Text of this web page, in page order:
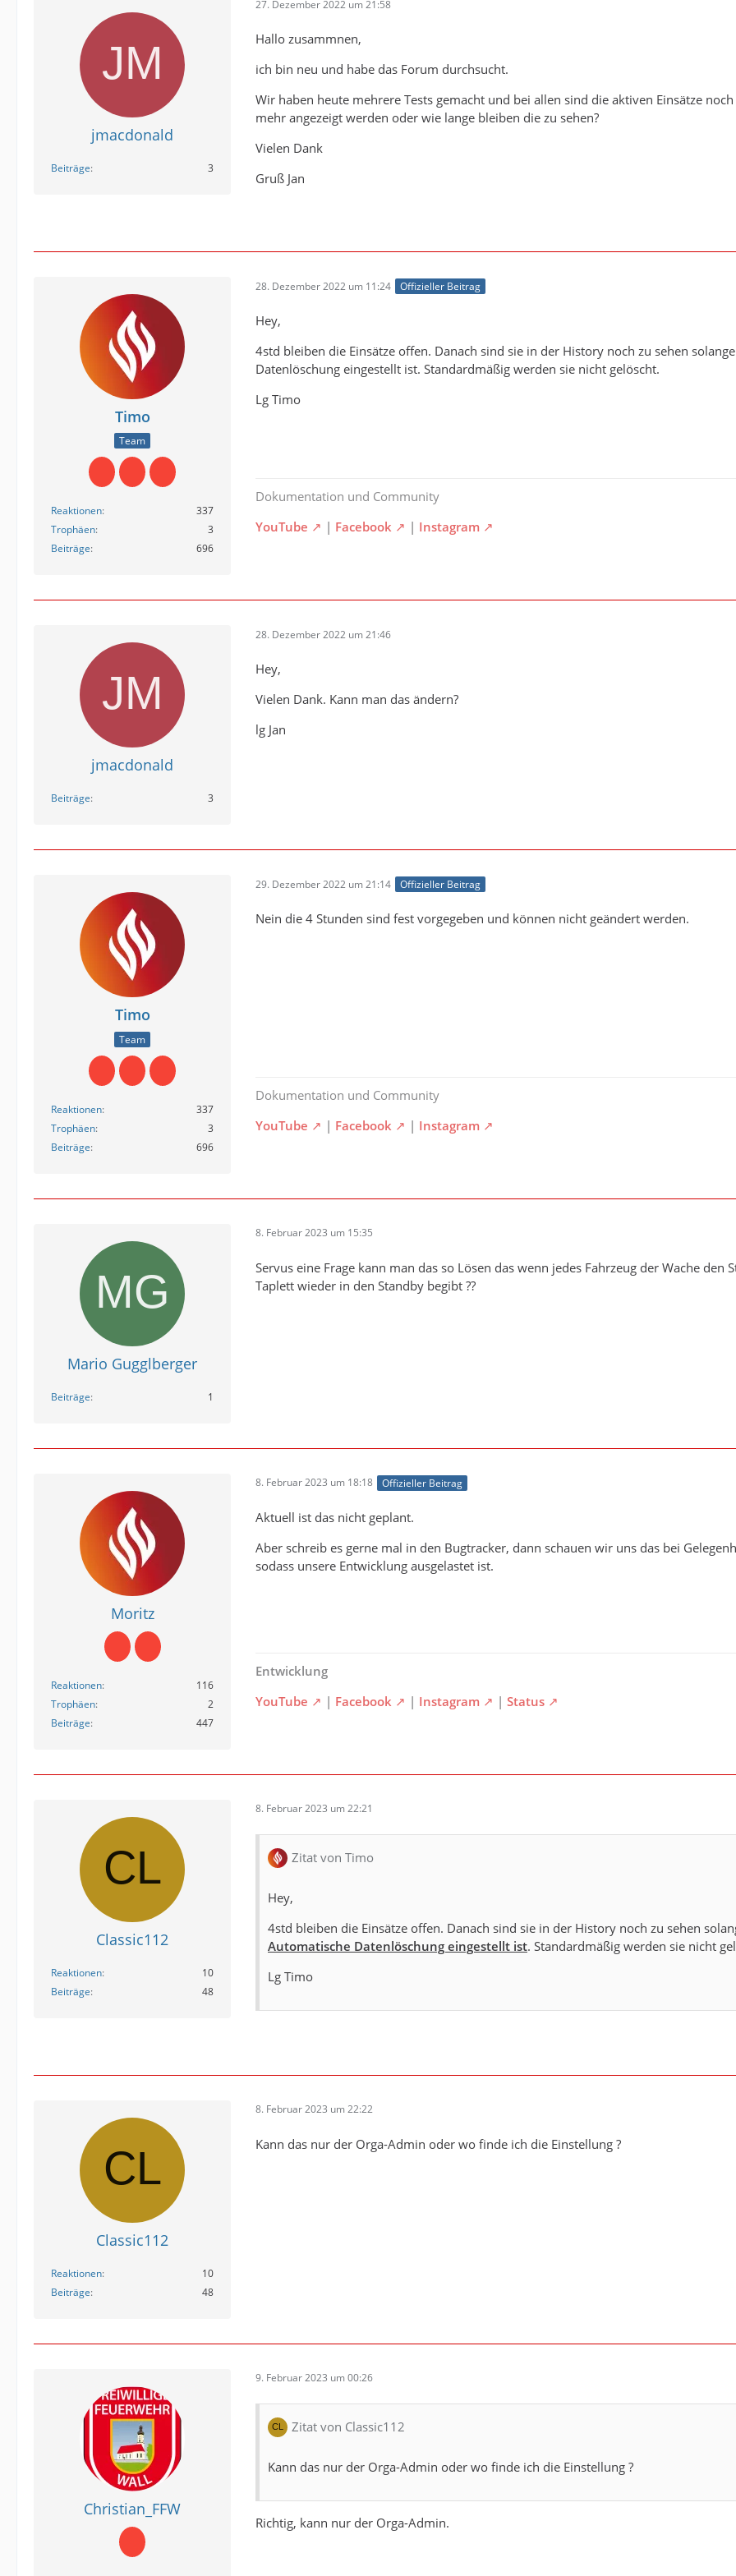
jmacdonald
Beiträge 3
27. Dezember 2022 um 21:58
Hallo zusammnen,
ich bin neu und habe das Forum durchsucht.
Wir haben heute mehrere Tests gemacht und bei allen sind die aktiven Einsätze
mehr angezeigt werden oder wie lange bleiben die zu sehen?
Vielen Dank
Gruß Jan
Timo
Team
Reaktionen
337
Trophäen
3
Beiträge
696
28. Dezember 2022 um 11:24 Offizieller Beitrag
Hey,
4std bleiben die Einsätze offen. Danach sind sie in der History noch zu sehen
Datenlöschung eingestellt ist. Standardmäßig werden sie nicht gelöscht.
Lg Timo
Dokumentation und Community
YouTube
| Facebook | Instagram
jmacdonald
Beiträge 3
28. Dezember 2022 um 21:46
Hey,
Vielen Dank. Kann man das ändern?
lg Jan
Timo
Team
Reaktionen
337
Trophäen
3
Beiträge
696
29. Dezember 2022 um 21:14 Offizieller Beitrag
Nein die 4 Stunden sind fest vorgegeben und können nicht geändert werden.
Dokumentation und Community
YouTube
| Facebook | Instagram
Mario Gugglberger
Beiträge 1
8. Februar 2023 um 15:35
Servus eine Frage kann man das so Lösen das wenn jedes Fahrzeug der Wache
Taplett wieder in den Standby begibt ??
Moritz
Reaktionen
116
Trophäen
2
Beiträge
447
8. Februar 2023 um 18:18 Offizieller Beitrag
Aktuell ist das nicht geplant.
Aber schreib es gerne mal in den Bugtracker, dann schauen wir uns das bei
sodass unsere Entwicklung ausgelastet ist.
Entwicklung
YouTube
| Facebook | Instagram | Status
Classic112
Reaktionen
10
Beiträge
48
8. Februar 2023 um 22:21
Zitat von Timo
Hey,
4std bleiben die Einsätze offen. Danach sind sie in der History noch zu sehen
Automatische Datenlöschung eingestellt ist. Standardmäßig werden sie nicht
Lg Timo
Classic112
Reaktionen
10
Beiträge
48
8. Februar 2023 um 22:22
Kann das nur der Orga-Admin oder wo finde ich die Einstellung ?
Christian_FFW
9. Februar 2023 um 00:26
Zitat von Classic112
Kann das nur der Orga-Admin oder wo finde ich die Einstellung ?
Richtig, kann nur der Orga-Admin.